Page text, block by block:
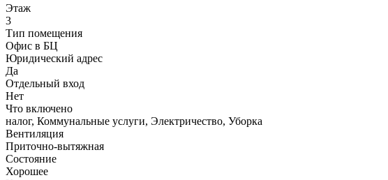
Этаж
3
Тип помещения
Офис в БЦ
Юридический адрес
Да
Отдельный вход
Нет
Что включено
налог, Коммунальные услуги, Электричество, Уборка
Вентиляция
Приточно-вытяжная
Состояние
Хорошее